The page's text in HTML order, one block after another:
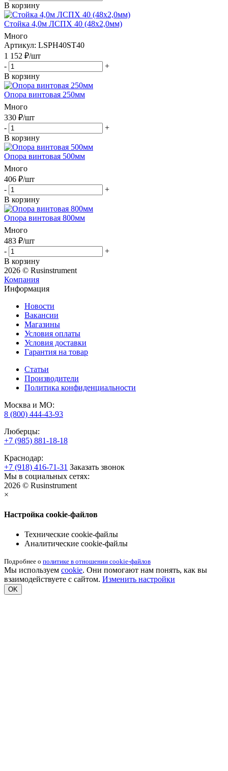
В корзину
Стойка 4,0м ЛСПХ 40 (48х2,0мм)
Много
Артикул: LSPH40ST40
1 152 ₽/шт
-
+
В корзину
Опора винтовая 250мм
Много
330 ₽/шт
-
+
В корзину
Опора винтовая 500мм
Много
406 ₽/шт
-
+
В корзину
Опора винтовая 800мм
Много
483 ₽/шт
-
+
В корзину
2026 © Rusinstrument
Компания
Информация
Новости
Вакансии
Магазины
Условия оплаты
Условия доставки
Гарантия на товар
Статьи
Производители
Политика конфиденциальности
Москва и МО:
8 (800) 444-43-93
Люберцы:
+7 (985) 881-18-18
Краснодар:
+7 (918) 416-71-31 Заказать звонок
Мы в социальных сетях:
2026 © Rusinstrument
×
Настройка cookie-файлов
Технические cookie-файлы
Аналитические cookie-файлы
Подробнее о политике в отношении cookie-файлов
Мы используем cookie. Они помогают нам понять, как вы
взаимодействуете с сайтом. Изменить настройки
OK